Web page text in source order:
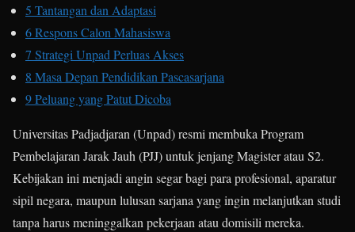
5 Tantangan dan Adaptasi
6Respons Calon Mahasiswa
7 Strategi Unpad Perluas Akses
8 Masa Depan Pendidikan Pascasarjana
9Peluang yang Patut Dicoba
Universitas Padjadjaran (Unpad) resmi membuka Program
Pembelajaran Jarak Jauh (PJJ) untuk jenjang Magister atau S2.
Kebijakan ini menjadi angin segar bagi para profesional, aparatur
sipil negara, maupun lulusan sarjana yang ingin melanjutkan studi
tanpa harus meninggalkan pekerjaan atau domisili mereka.